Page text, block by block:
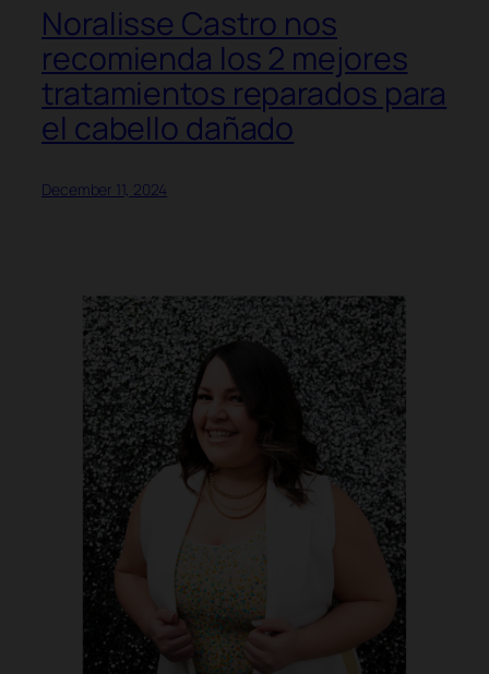
Noralisse Castro nos
recomienda los 2 mejores
tratamientos reparados para
el cabello dañado
December 11, 2024